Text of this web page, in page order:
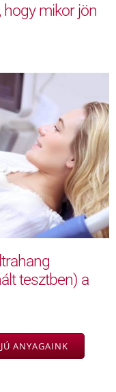
mikor jön
tesztben) a
ANYAGAINK